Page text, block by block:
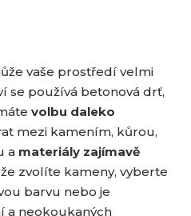
vaše prostředí velmi
se používá betonová drť,
volbu daleko
mezi kamením, kůrou,
a materiály zajímavě
zvolíte kameny, vyberte
barvu nebo je
a neokoukaných